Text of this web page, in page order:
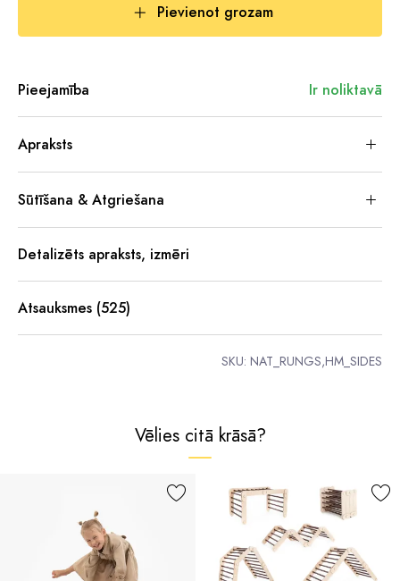
Pievienot grozam
Pieejamība Ir noliktavā
Apraksts
Sūtīšana & Atgriešana
Detalizēts apraksts, izmēri
Atsauksmes (525)
SKU: NAT_RUNGS,HM_SIDES
Vēlies citā krāsā?